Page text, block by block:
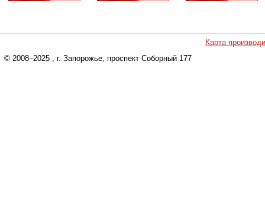
Карта
© 2008–2025 , г. Запорожье, проспект Соборный 177